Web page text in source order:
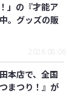
」の『才能ア
。グッズの販
2026.08.06
本店で、全国
まつり！』が